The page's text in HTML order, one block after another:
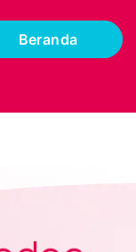
Beranda